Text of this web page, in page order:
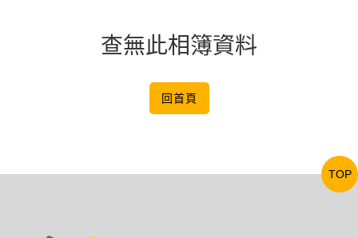
查無此相簿資料
回首頁
TOP